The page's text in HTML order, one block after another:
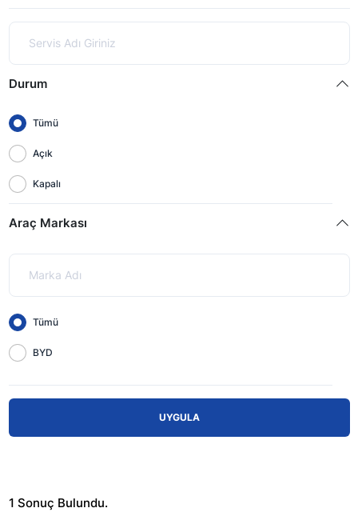
1 Sonuç Bulundu.
Durum
Tümü
Açık
Kapalı
Araç Markası
Tümü
BYD
UYGULA